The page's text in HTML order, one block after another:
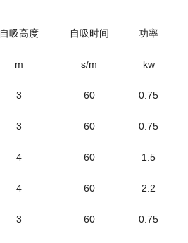
自吸高度
m
自吸时间
s/m
功率
kw
3 60 0.75
3 60 0.75
4 60 1.5
4 60 2.2
3 60 0.75